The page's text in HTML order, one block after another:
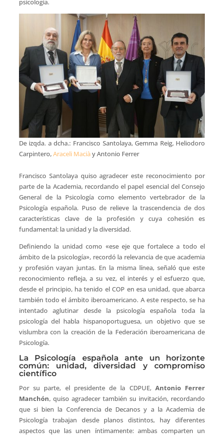
psicología.
De izqda. a dcha.: Francisco Santolaya, Gemma Reig, Heliodoro
Carpintero,Araceli Maciày Antonio Ferrer
Francisco Santolaya quiso agradecer este reconocimiento por
parte de la Academia, recordando el papel esencial del Consejo
General de la Psicología como elemento vertebrador de la
Psicología española. Puso de relieve la trascendencia de dos
características clave de la profesión y cuya cohesión es
fundamental: la unidad y la diversidad.
Definiendo la unidad como «ese eje que fortalece a todo el
ámbito de la psicología», recordó la relevancia de que academia
y profesión vayan juntas. En la misma línea, señaló que este
reconocimiento refleja, a su vez, el interés y el esfuerzo que,
desde el principio, ha tenido el COP en esa unidad, que abarca
también todo el ámbito iberoamericano. A este respecto, se ha
intentado aglutinar desde la psicología española toda la
psicología del habla hispanoportuguesa, un objetivo que se
vislumbra con la creación de la Federación iberoamericana de
Psicología.
La Psicología española ante un horizonte
común: unidad, diversidad y compromiso
científico
Por su parte, el presidente de la CDPUE, Antonio Ferrer
Manchón, quiso agradecer también su invitación, recordando
que si bien la Conferencia de Decanos y a la Academia de
Psicología trabajan desde planos distintos, hay diferentes
aspectos que las unen íntimamente: ambas comparten un